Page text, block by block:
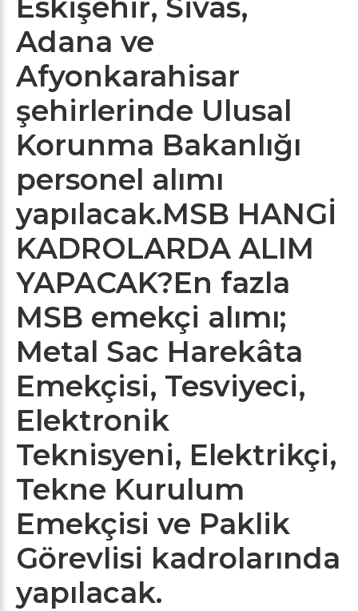
Eskişehir, Sivas,
Adana ve
Afyonkarahisar
şehirlerinde Ulusal
Korunma Bakanlığı
personel alımı
yapılacak.MSB HANGİ
KADROLARDA ALIM
YAPACAK?En fazla
MSB emekçi alımı;
Metal Sac Harekâta
Emekçisi, Tesviyeci,
Elektronik
Teknisyeni, Elektrikçi,
Tekne Kurulum
Emekçisi ve Paklik
Görevlisi kadrolarında
yapılacak.